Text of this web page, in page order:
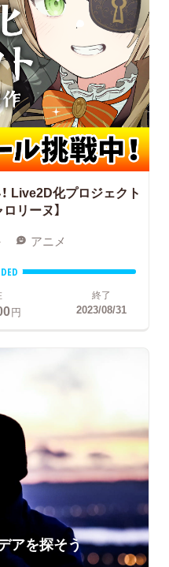
Live2D化プロジェクト
リーヌ】
アニメ
円
終了
2023/08/31
アを探そう